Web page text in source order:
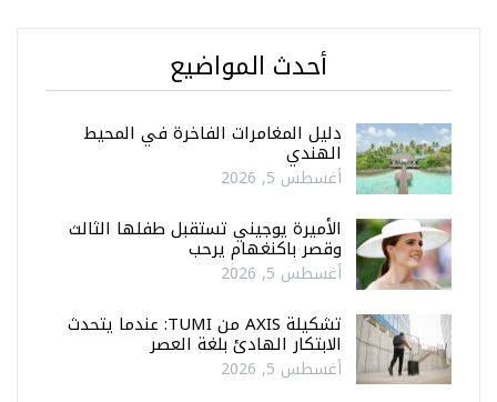
أحدث المواضيع
دليل المغامرات الفاخرة في المحيط
الهندي
أغسطس 5, 2026
الأميرة يوجيني تستقبل طفلها الثالث
وقصر باكنغهام يرحب
أغسطس 5, 2026
تشكيلة AXIS من TUMI: عندما يتحدث
الابتكار الهادئ بلغة العصر
أغسطس 5, 2026